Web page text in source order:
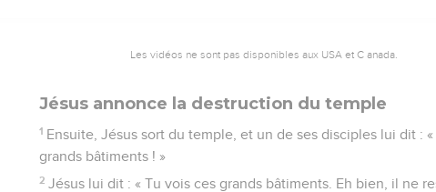
Les vidéos ne sont pas disponibles aux USA et C anada.
Jésus annonce la destruction du temple
1 Ensuite, Jésus sort du temple, et un de ses disciples lui dit :
grands bâtiments ! »
2 Jésus lui dit : « Tu vois ces grands bâtiments. Eh bien, il ne